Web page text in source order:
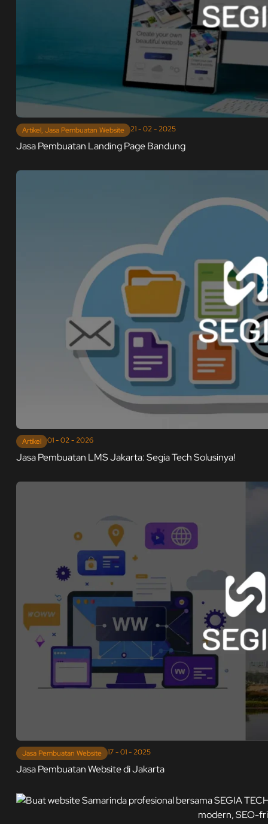
Artikel, Jasa Pembuatan Website 21 - 02 - 2025
Jasa Pembuatan Landing Page Bandung
Artikel 01 - 02 - 2026
Jasa Pembuatan LMS Jakarta: Segia Tech Solusinya!
Jasa Pembuatan Website 17 - 01 - 2025
Jasa Pembuatan Website di Jakarta